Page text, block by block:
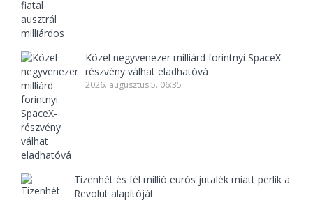
Közel negyvenezer milliárd forintnyi SpaceX-
részvény válhat eladhatóvá
2026. augusztus 5. 06:35
Tizenhét és fél millió eurós jutalék miatt perlik a
Revolut alapítóját